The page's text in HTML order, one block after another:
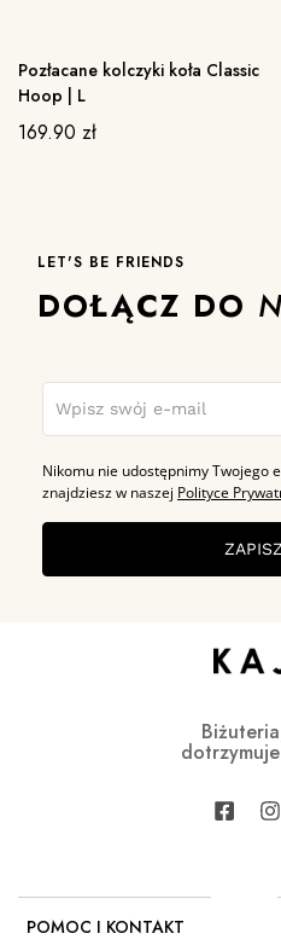
Pozłacane kolczyki koła Classic
Hoop | L
169.90 zł
LET'S BE FRIENDS
DOŁĄCZ DO
Nikomu nie udostępnimy Twojego
znajdziesz w naszej Polityce
POMOC I KONTAKT